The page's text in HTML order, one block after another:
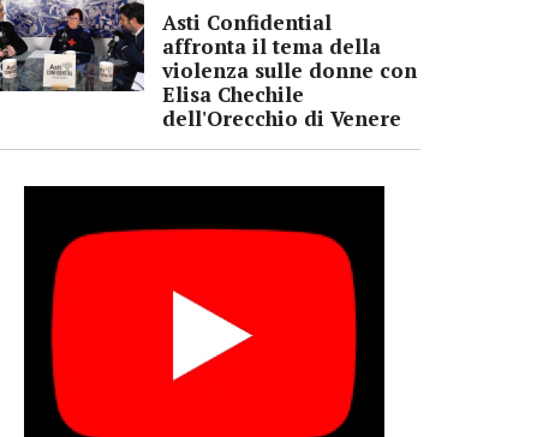
Asti Confidential
affronta il tema della
violenza sulle donne con
Elisa Chechile
dell'Orecchio di Venere